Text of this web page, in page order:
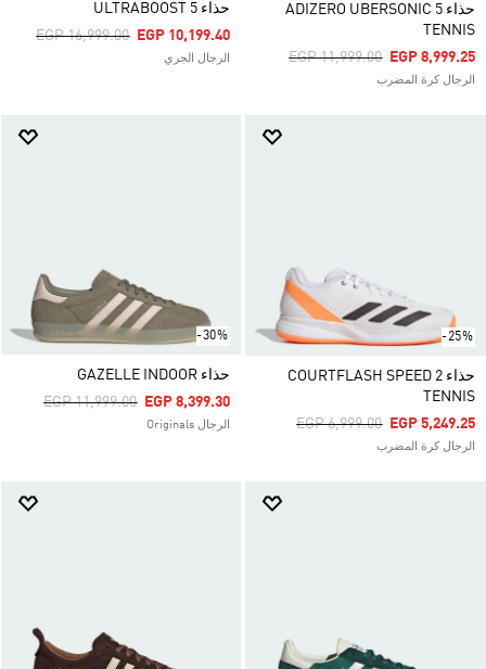
حذاء ADIZERO UBERSONIC 5
TENNIS
Price Reduced From
EGP 11,999.00ToEGP 8,999.25
الرجال كرة المضرب
حذاء ULTRABOOST 5
Price Reduced From
EGP 16,999.00ToEGP 10,199.40
الرجال الجري
-25%
حذاء COURTFLASH SPEED 2
TENNIS
Price Reduced From
EGP 6,999.00ToEGP 5,249.25
الرجال كرة المضرب
-30%
حذاء GAZELLE INDOOR
Price Reduced From
EGP 11,999.00ToEGP 8,399.30
الرجال Originals